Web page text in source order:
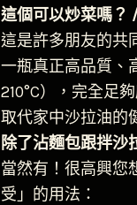
這個可以炒菜嗎？
這是許多朋友的共
一瓶真正高品質、
210°C），完全足
取代家中沙拉油的
除了沾麵包跟拌沙
當然有！很高興您
受」的用法：